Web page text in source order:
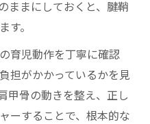
ままにしておくと、腱鞘
す。
育児動作を丁寧に確認
担がかかっているかを見
甲骨の動きを整え、正し
ーすることで、根本的な